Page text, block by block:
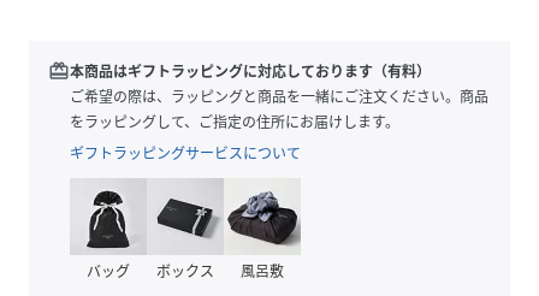
イテムです。
※同素材のスカートとセットアップ着用が可能です。
・シアーチェックギャザーロングスカート
（LBZ1061401A0001）
●ポイント
・涼し気な透け感のあるチェック柄
redeem本商品はギフトラッピングに対応しております（有料）
ご希望の際は、ラッピングと商品を一緒にご注文ください。商品
をラッピングして、ご指定の住所にお届けします。
ギフトラッピングサービスについて
バッグ ボックス 風呂敷